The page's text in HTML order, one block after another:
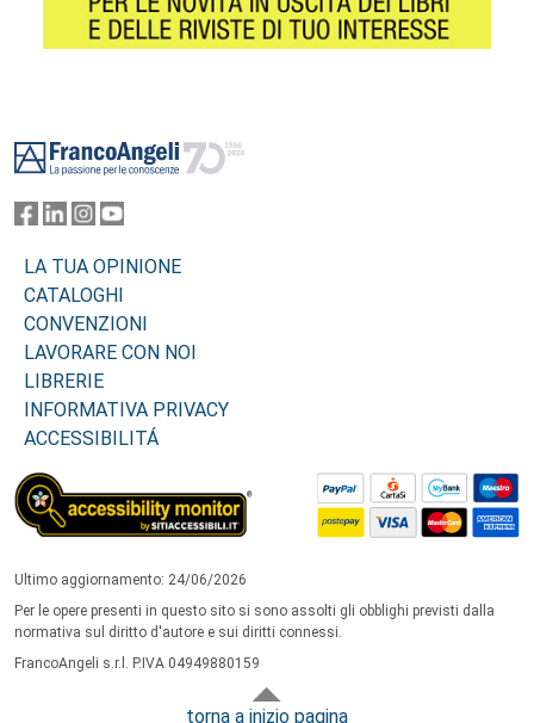
LA TUA OPINIONE
CATALOGHI
CONVENZIONI
LAVORARE CON NOI
LIBRERIE
INFORMATIVA PRIVACY
ACCESSIBILITÁ
Ultimo aggiornamento: 24/06/2026
Per le opere presenti in questo sito si sono assolti gli obblighi previsti dalla
normativa sul diritto d'autore e sui diritti connessi.
FrancoAngeli s.r.l. P.IVA 04949880159
torna a inizio pagina